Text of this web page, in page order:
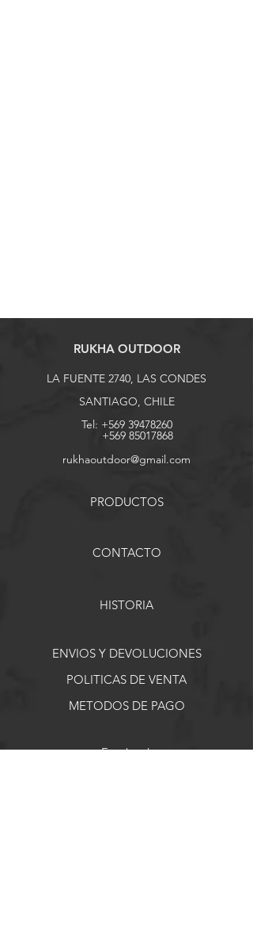
RUKHA OUTDOOR
LA FUENTE 2740, LAS CONDES
SANTIAGO, CHILE
Tel: +569 39478260
+569 85017868
rukhaoutdoor@gmail.com
PRODUCTOS
CONTACTO
HISTORIA
ENVIOS Y DEVOLUCIONES
POLITICAS DE VENTA
METODOS DE PAGO
Facebook